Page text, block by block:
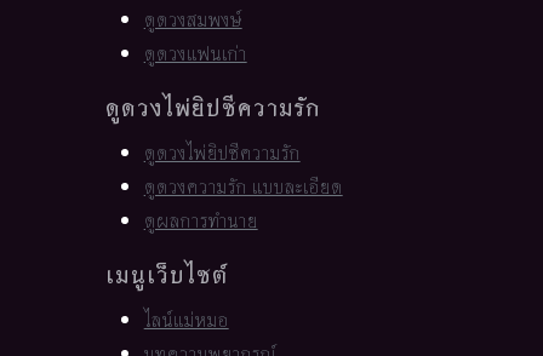
ดูดวงสมพงษ์
ดูดวงแฟนเก่า
ดูดวงไพ่ยิปซีความรัก
ดูดวงไพ่ยิปซีความรัก
ดูดวงความรัก แบบละเอียด
ดูผลการทำนาย
เมนูเว็บไซต์
ไลน์แม่หมอ